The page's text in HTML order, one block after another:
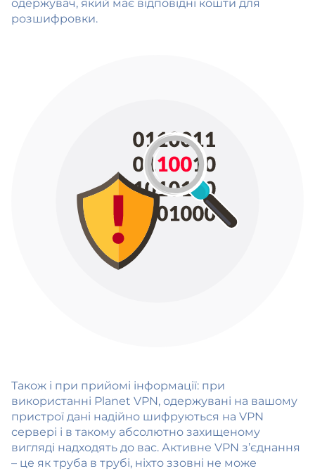
одержувач, який має відповідні кошти для
розшифровки.
Також і при прийомі інформації: при
використанні Planet VPN, одержувані на вашому
пристрої дані надійно шифруються на VPN
сервері і в такому абсолютно захищеному
вигляді надходять до вас. Активне VPN з’єднання
– це як труба в трубі, ніхто ззовні не може